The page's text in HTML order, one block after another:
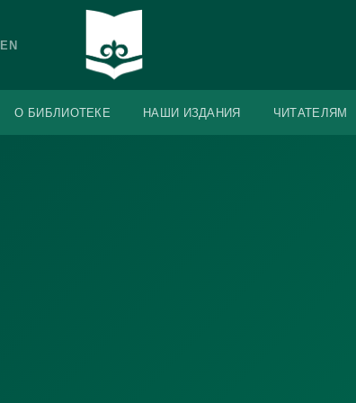
EN
О БИБЛИОТЕКЕ НАШИ ИЗДАНИЯ ЧИТАТЕЛЯМ